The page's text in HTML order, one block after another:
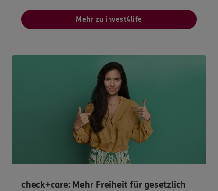
Mehr zu invest4life
check+care: Mehr Freiheit für gesetzlich